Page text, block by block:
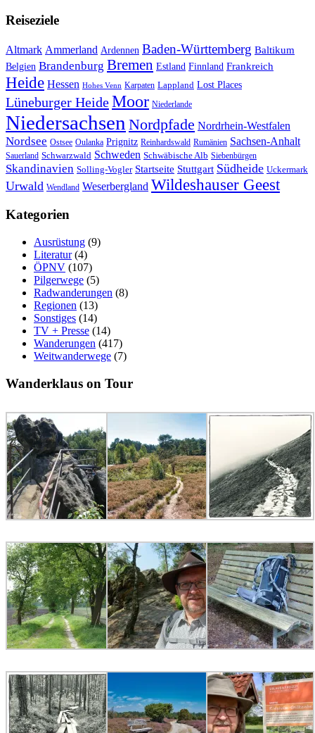
Reiseziele
Altmark Ammerland Ardennen Baden-Württemberg Baltikum
Belgien Brandenburg Bremen Estland Finnland Frankreich
Heide Hessen Hohes Venn Karpaten Lappland Lost Places
Lüneburger HeideMoor Niederlande
Niedersachsen Nordpfade Nordrhein-Westfalen
Nordsee Ostsee Oulanka Prignitz Reinhardswald Rumänien Sachsen-Anhalt
Sauerland Schwarzwald Schweden Schwäbische Alb Siebenbürgen
Skandinavien Solling-Vogler Startseite Stuttgart Südheide Uckermark
Urwald Wendland Weserbergland Wildeshauser Geest
Kategorien
Ausrüstung (9)
Literatur(4)
ÖPNV (107)
Pilgerwege (5)
Radwanderungen (8)
Regionen (13)
Sonstiges (14)
TV + Presse (14)
Wanderungen (417)
Weitwanderwege (7)
Wanderklaus on Tour